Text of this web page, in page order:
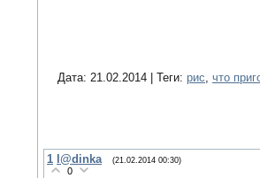
Дата: 21.02.2014 | Теги: рис, что
1 l@dinka (21.02.2014 00:30)
0